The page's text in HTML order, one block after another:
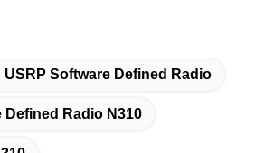
USRP Software Defined Radio
Defined Radio N310